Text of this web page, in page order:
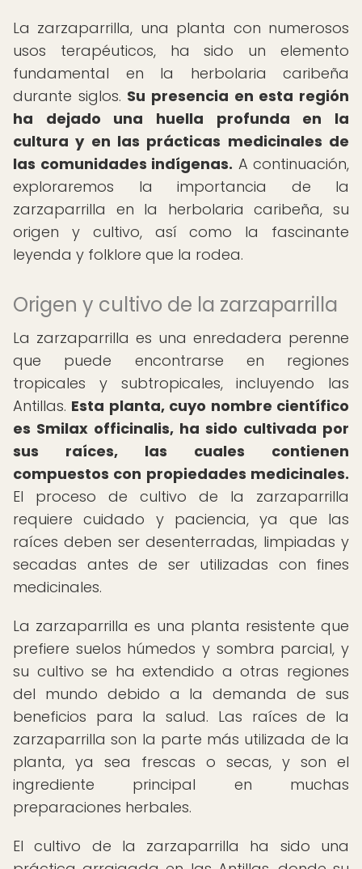
La zarzaparrilla, una planta con numerosos
usos terapéuticos, ha sido un elemento
fundamental en la herbolaria caribeña
durante siglos. Su presencia en esta región
ha dejado una huella profunda en la
cultura y en las prácticas medicinales de
las comunidades indígenas. A continuación,
exploraremos la importancia de la
zarzaparrilla en la herbolaria caribeña, su
origen y cultivo, así como la fascinante
leyenda y folklore que la rodea.
Origen y cultivo de la zarzaparrilla
La zarzaparrilla es una enredadera perenne
que puede encontrarse en regiones
tropicales y subtropicales, incluyendo las
Antillas. Esta planta, cuyo nombre científico
es Smilax officinalis, ha sido cultivada por
sus raíces, las cuales contienen
compuestos con propiedades medicinales.
El proceso de cultivo de la zarzaparrilla
requiere cuidado y paciencia, ya que las
raíces deben ser desenterradas, limpiadas y
secadas antes de ser utilizadas con fines
medicinales.
La zarzaparrilla es una planta resistente que
prefiere suelos húmedos y sombra parcial, y
su cultivo se ha extendido a otras regiones
del mundo debido a la demanda de sus
beneficios para la salud. Las raíces de la
zarzaparrilla son la parte más utilizada de la
planta, ya sea frescas o secas, y son el
ingrediente principal en muchas
preparaciones herbales.
El cultivo de la zarzaparrilla ha sido una